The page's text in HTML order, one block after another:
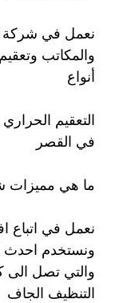
نعمل في شركة
والمكاتب
أنواع
التعقيم
في القصر
ما هي مميزات
نعمل في اتباع
ونستخدم احدث
والتي تصل الى
التنظيف الجاف